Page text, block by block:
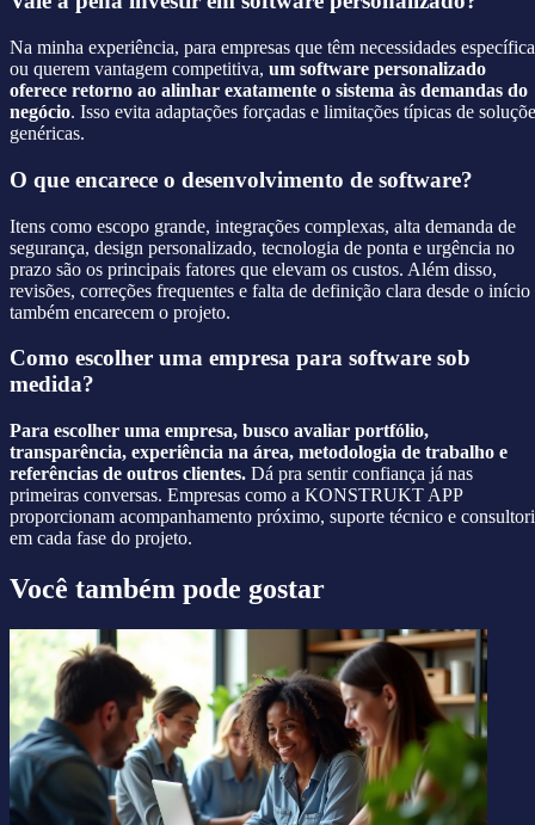
Na minha experiência, para empresas que têm necessidades
ou querem vantagem competitiva, um software personalizado
oferece retorno ao alinhar exatamente o sistema às demandas do
negócio. Isso evita adaptações forçadas e limitações típicas de
genéricas.
O que encarece o desenvolvimento de software?
Itens como escopo grande, integrações complexas, alta demanda de
segurança, design personalizado, tecnologia de ponta e urgência no
prazo são os principais fatores que elevam os custos. Além disso,
revisões, correções frequentes e falta de definição clara desde o início
também encarecem o projeto.
Como escolher uma empresa para software sob
medida?
Para escolher uma empresa, busco avaliar portfólio,
transparência, experiência na área, metodologia de trabalho e
referências de outros clientes. Dá pra sentir confiança já nas
primeiras conversas. Empresas como a KONSTRUKT APP
proporcionam acompanhamento próximo, suporte técnico e
em cada fase do projeto.
Você também pode gostar